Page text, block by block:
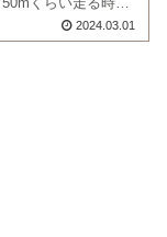
2024.03.01